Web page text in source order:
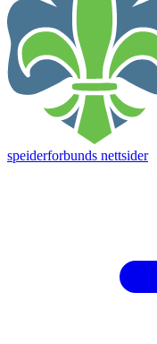
speiderforbunds nettsider